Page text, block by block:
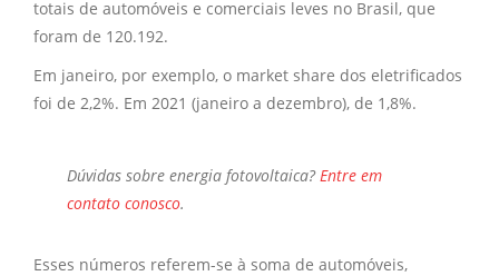
totais de automóveis e comerciais leves no Brasil, que
foram de 120.192.
Em janeiro, por exemplo, o market share dos eletrificados
foi de 2,2%. Em 2021 (janeiro a dezembro), de 1,8%.
Dúvidas sobre energia fotovoltaica? Entre em
contato conosco.
Esses números referem-se à soma de automóveis,